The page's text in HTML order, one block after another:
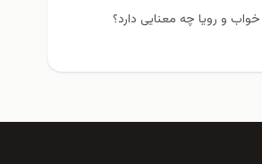
و رویا چه معنایی دارد؟